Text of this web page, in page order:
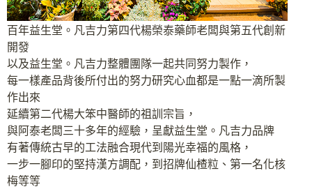
百年益生堂。凡吉力第四代楊榮泰藥師老闆與第五代創新
開發
以及益生堂。凡吉力整體團隊一起共同努力製作，
每一樣產品背後所付出的努力研究心血都是一點一滴所製
作出來
延續第二代楊大笨中醫師的祖訓宗旨，
與阿泰老闆三十多年的經驗，呈獻益生堂。凡吉力品牌
有著傳統古早的工法融合現代到陽光幸福的風格，
一步一腳印的堅持漢方調配，到招牌仙楂粒、第一名化核
梅等等